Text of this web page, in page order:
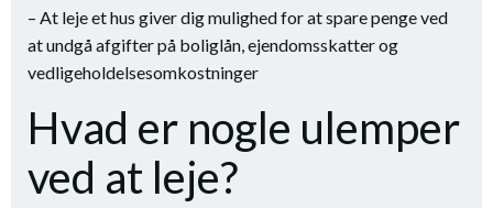
– At leje et hus giver dig mulighed for at spare penge ved
at undgå afgifter på boliglån, ejendomsskatter og
vedligeholdelsesomkostninger
Hvad er nogle ulemper
ved at leje?